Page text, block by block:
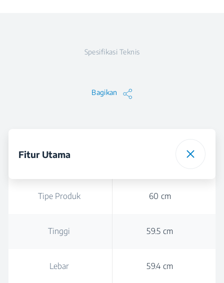
Spesifikasi Teknis
Bagikan
Fitur Utama
Tipe Produk 60 cm
Tinggi 59.5 cm
Lebar 59.4 cm